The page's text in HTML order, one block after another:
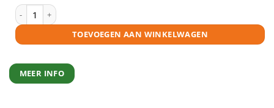
HP 364XL inktcartridge geel huismerk aantal
TOEVOEGEN AAN WINKELWAGEN
MEER INFO